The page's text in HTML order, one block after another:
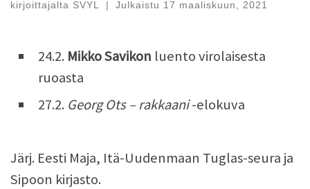
kirjoittajalta SVYL | Julkaistu 17 maaliskuun, 2021
24.2. Mikko Savikon luento virolaisesta
ruoasta
27.2. Georg Ots – rakkaani-elokuva
Järj. Eesti Maja, Itä-Uudenmaan Tuglas-seura ja
Sipoon kirjasto.